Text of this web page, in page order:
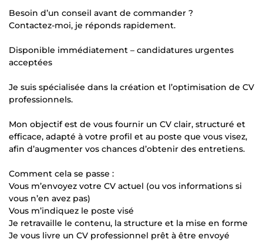
Besoin d’un conseil avant de commander ?
Contactez-moi, je réponds rapidement.
Disponible immédiatement – candidatures urgentes
acceptées
Je suis spécialisée dans la création et l’optimisation de CV
professionnels.
Mon objectif est de vous fournir un CV clair, structuré et
efficace, adapté à votre profil et au poste que vous visez,
afin d’augmenter vos chances d’obtenir des entretiens.
Comment cela se passe :
Vous m’envoyez votre CV actuel (ou vos informations si
vous n’en avez pas)
Vous m’indiquez le poste visé
Je retravaille le contenu, la structure et la mise en forme
Je vous livre un CV professionnel prêt à être envoyé